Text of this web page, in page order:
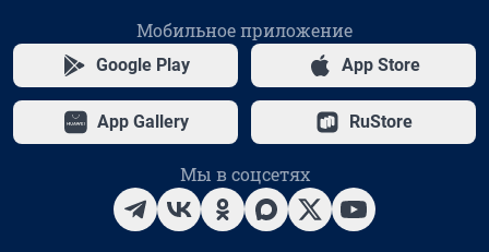
Мобильное приложение
Google Play App Store
App Gallery RuStore
Мы в соцсетях